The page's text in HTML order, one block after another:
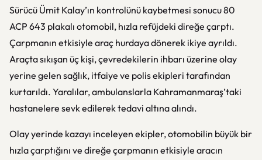
Sürücü Ümit Kalay’ın kontrolünü kaybetmesi sonucu 80
ACP 643 plakalı otomobil, hızla refüjdeki direğe çarptı.
Çarpmanın etkisiyle araç hurdaya dönerek ikiye ayrıldı.
Araçta sıkışan üç kişi, çevredekilerin ihbarı üzerine olay
yerine gelen sağlık, itfaiye ve polis ekipleri tarafından
kurtarıldı. Yaralılar, ambulanslarla Kahramanmaraş’taki
hastanelere sevk edilerek tedavi altına alındı.
Olay yerinde kazayı inceleyen ekipler, otomobilin büyük bir
hızla çarptığını ve direğe çarpmanın etkisiyle aracın